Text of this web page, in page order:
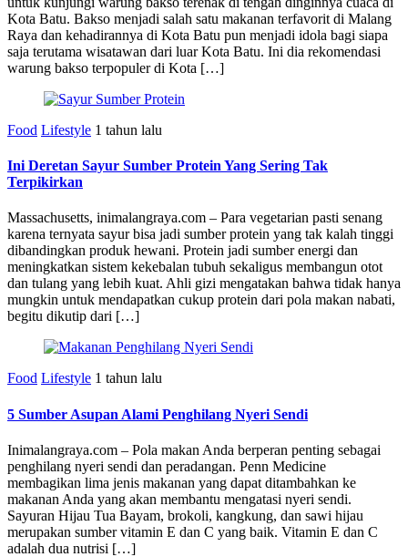
Kota Batu. Bakso menjadi salah satu makanan terfavorit di Malang
Raya dan kehadirannya di Kota Batu pun menjadi idola bagi siapa
saja terutama wisatawan dari luar Kota Batu. Ini dia rekomendasi
warung bakso terpopuler di Kota […]
Food Lifestyle 1 tahun lalu
Ini Deretan Sayur Sumber Protein Yang Sering Tak
Terpikirkan
Massachusetts, inimalangraya.com – Para vegetarian pasti senang
karena ternyata sayur bisa jadi sumber protein yang tak kalah tinggi
dibandingkan produk hewani. Protein jadi sumber energi dan
meningkatkan sistem kekebalan tubuh sekaligus membangun otot
dan tulang yang lebih kuat. Ahli gizi mengatakan bahwa tidak hanya
mungkin untuk mendapatkan cukup protein dari pola makan nabati,
begitu dikutip dari […]
Food Lifestyle 1 tahun lalu
5 Sumber Asupan Alami Penghilang Nyeri Sendi
Inimalangraya.com – Pola makan Anda berperan penting sebagai
penghilang nyeri sendi dan peradangan. Penn Medicine
membagikan lima jenis makanan yang dapat ditambahkan ke
makanan Anda yang akan membantu mengatasi nyeri sendi.
Sayuran Hijau Tua Bayam, brokoli, kangkung, dan sawi hijau
merupakan sumber vitamin E dan C yang baik. Vitamin E dan C
adalah dua nutrisi […]